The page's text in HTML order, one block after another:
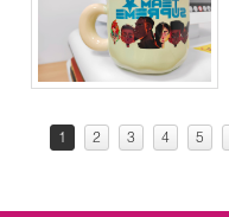
1 2 3 4 5